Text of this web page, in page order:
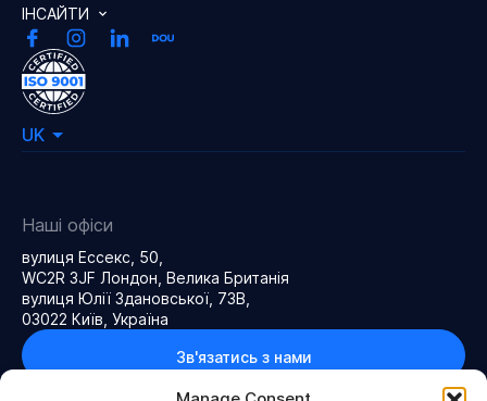
ІНСАЙТИ
UK
Зв'язатись з нами
Наші офіси
вулиця Ессекс, 50,
WC2R 3JF Лондон, Велика Британія
вулиця Юлії Здановської, 73В,
03022 Київ, Україна